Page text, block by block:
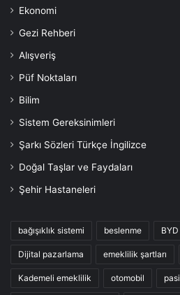
Ekonomi
Gezi Rehberi
Alışveriş
Püf Noktaları
Bilim
Sistem Gereksinimleri
Şarkı Sözleri Türkçe İngilizce
Doğal Taşlar ve Faydaları
Şehir Hastaneleri
bağışıklık sistemi beslenme BYD
Dijital pazarlama emeklilik şartları
Kademeli emeklilik otomobil